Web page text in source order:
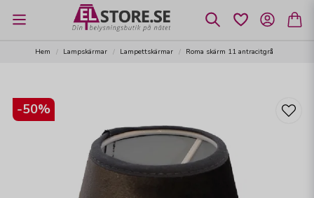
Hem Lampskärmar Lampettskärmar Roma skärm 11 antracitgrå
-50%